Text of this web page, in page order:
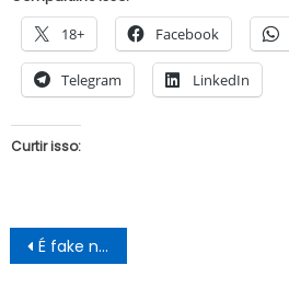
18+ Facebook
Telegram LinkedIn
Curtir isso:
Navegação
de
É fake news que Juazeiro cresceu mais do que Petrolina.